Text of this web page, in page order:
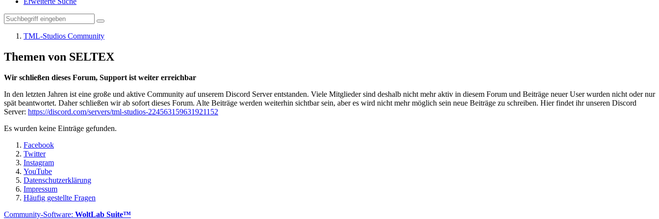
TML-Studios Community
Themen von SELTEX
Wir schließen dieses Forum, Support ist weiter erreichbar
In den letzten Jahren ist eine große und aktive Community auf unserem Discord Server entstanden. Viele Mitglieder sind deshalb nicht mehr aktiv in diesem Forum und Beiträge neuer User wurden nicht oder nur
spät beantwortet. Daher schließen wir ab sofort dieses Forum. Alte Beiträge werden weiterhin sichtbar sein, aber es wird nicht mehr möglich sein neue Beiträge zu schreiben. Hier findet ihr unseren Discord
Server: https://discord.com/servers/tml-studios-224563159631921152
Es wurden keine Einträge gefunden.
Facebook
Twitter
Instagram
YouTube
Datenschutzerklärung
Impressum
Häufig gestellte Fragen
Community-Software: WoltLab Suite™